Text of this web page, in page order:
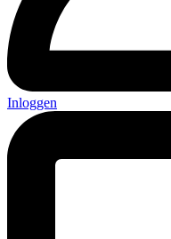
Inloggen